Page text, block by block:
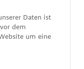
Daten ist
dem
um eine